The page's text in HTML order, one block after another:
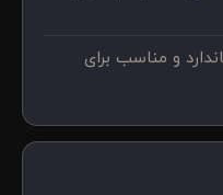
و مناسب برای